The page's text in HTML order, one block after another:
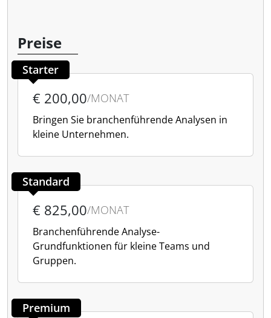
Preise
Starter
€ 200,00/MONAT
Bringen Sie branchenführende Analysen in
kleine Unternehmen.
Standard
€ 825,00/MONAT
Branchenführende Analyse-
Grundfunktionen für kleine Teams und
Gruppen.
Premium